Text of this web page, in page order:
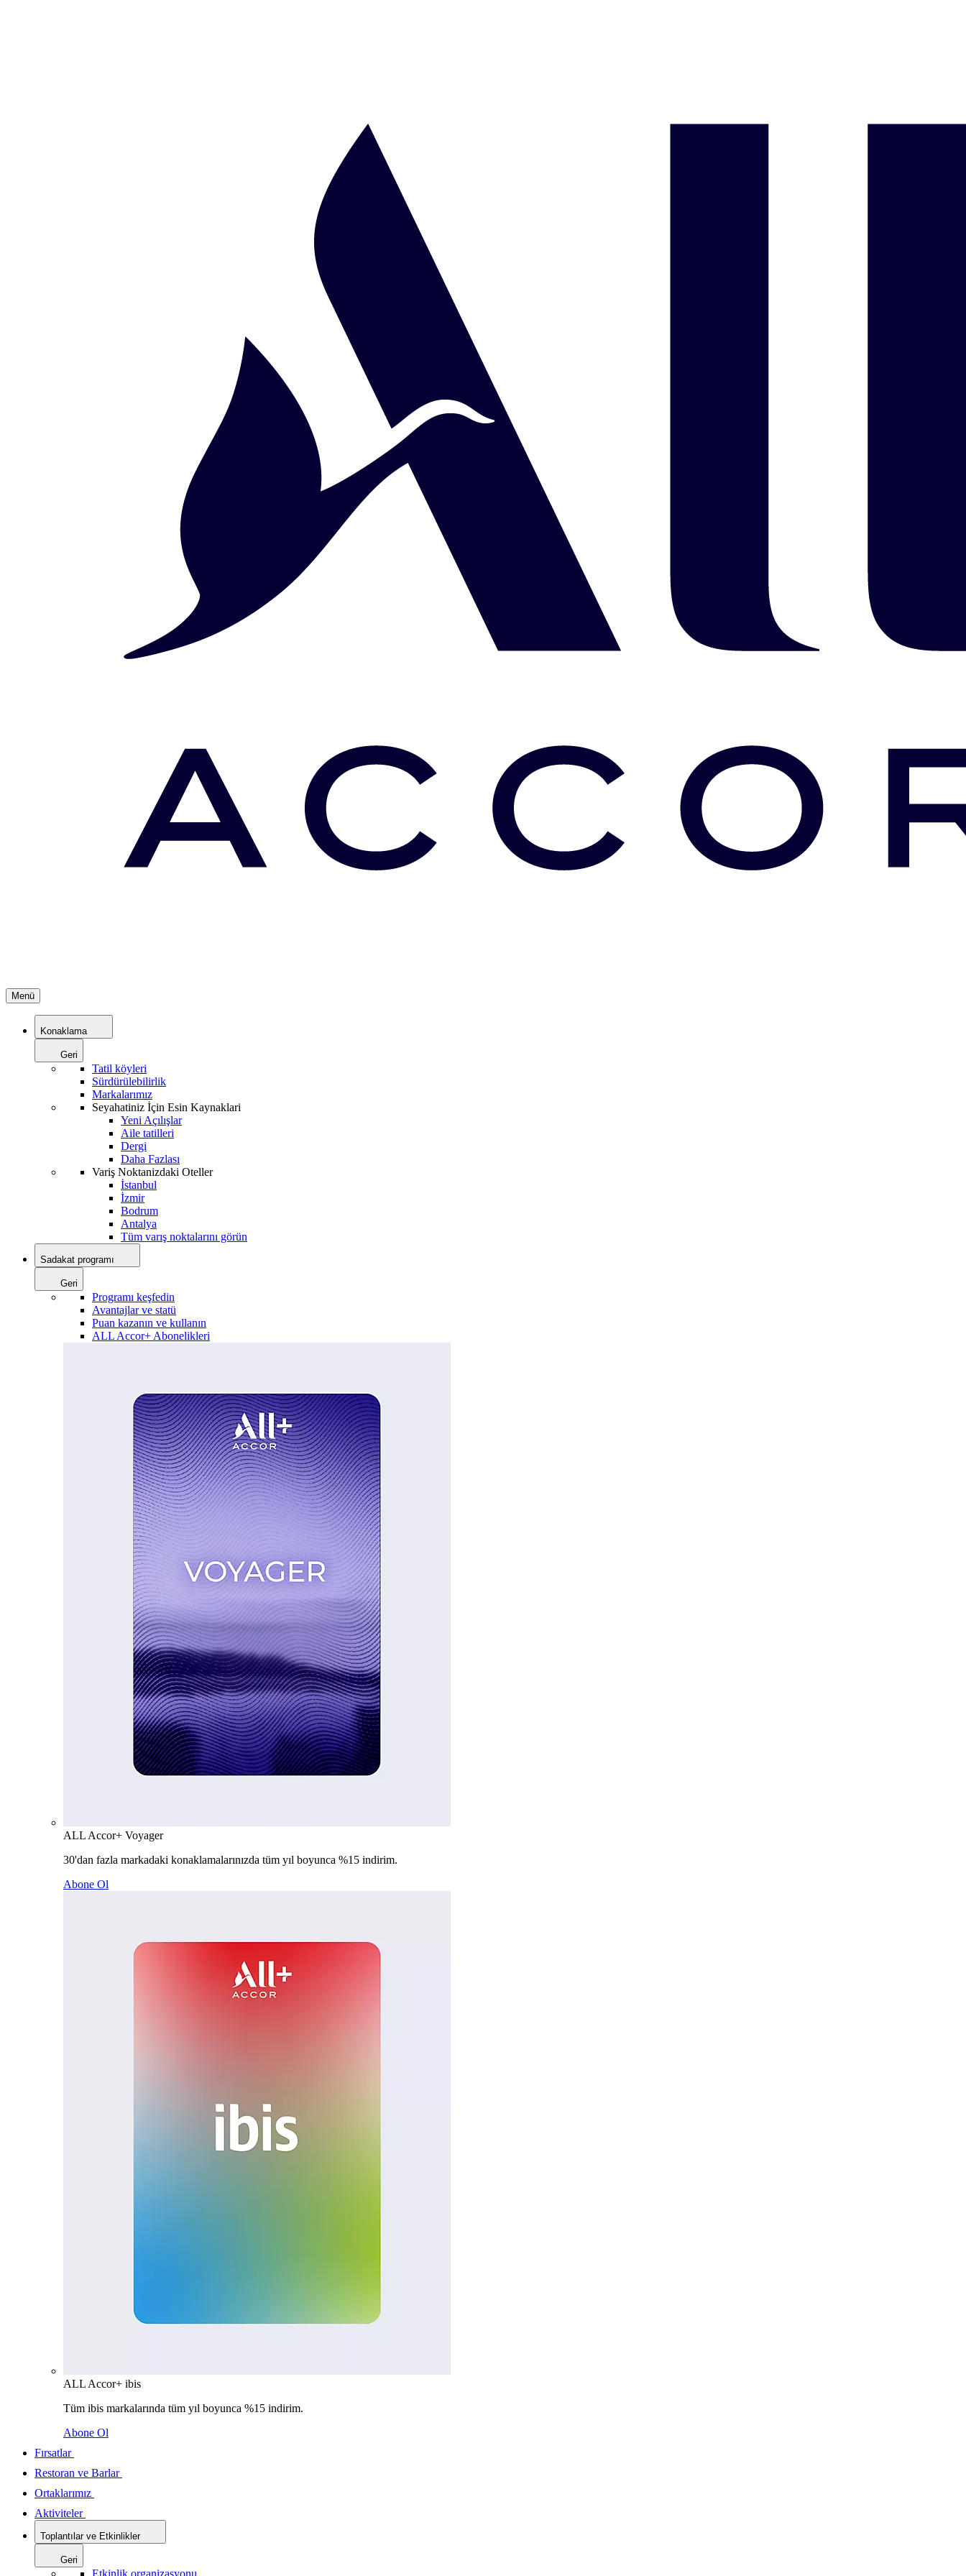
Menü
Konaklama
Geri
Tatil köyleri
Sürdürülebilirlik
Markalarımız
Seyahatiniz İçin Esin Kaynaklari
Yeni Açılışlar
Aile tatilleri
Dergi
Daha Fazlası
Variş Noktanizdaki Oteller
İstanbul
İzmir
Bodrum
Antalya
Tüm varış noktalarını görün
Sadakat programı
Geri
Programı keşfedin
Avantajlar ve statü
Puan kazanın ve kullanın
ALL Accor+ Abonelikleri
ALL Accor+ Voyager
30'dan fazla markadaki konaklamalarınızda tüm yıl boyunca %15 indirim.
Abone Ol
ALL Accor+ ibis
Tüm ibis markalarında tüm yıl boyunca %15 indirim.
Abone Ol
Fırsatlar
Restoran ve Barlar
Ortaklarımız
Aktiviteler
Toplantılar ve Etkinlikler
Geri
Etkinlik organizasyonu